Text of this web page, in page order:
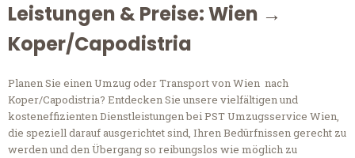
Leistungen & Preise: Wien →
Koper/Capodistria
Planen Sie einen Umzug oder Transport von Wien nach
Koper/Capodistria? Entdecken Sie unsere vielfältigen und
kosteneffizienten Dienstleistungen bei PST Umzugsservice Wien,
die speziell darauf ausgerichtet sind, Ihren Bedürfnissen gerecht zu
werden und den Übergang so reibungslos wie möglich zu